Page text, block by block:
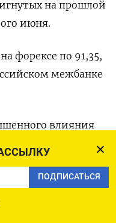
ПОДПИСАТЬСЯ
на прошлой
июня.
форексе по 91,35,
межбанке
влияния
останется
Евстифеев из